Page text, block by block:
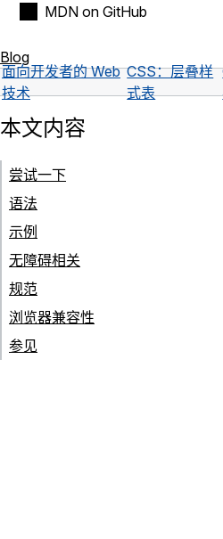
MDN on GitHub
Blog
面向开发者的 Web
技术
CSS：层叠样
式表
本文内容
尝试一下
语法
示例
无障碍相关
规范
浏览器兼容性
参见